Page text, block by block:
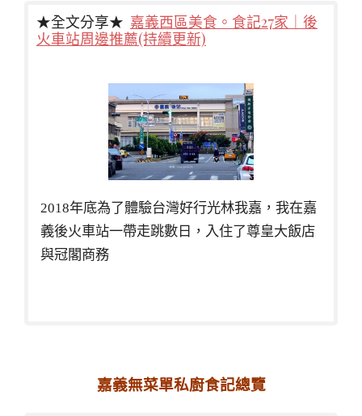
★全文分享★ 嘉義西區美食。食記27家｜後
火車站周邊推薦(持續更新)
2018年底為了體驗台灣好行光林我嘉，我在嘉
義後火車站一帶走跳數日，入住了尊皇大飯店
與冠閣商務
嘉義無菜單私廚食記總覽